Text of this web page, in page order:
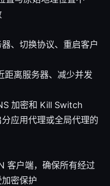
、切换协议、重启客户
距离服务器、减少并发
加密和 Kill Switch
应用代理或全局代理的
客户端，确保所有经过
密保护